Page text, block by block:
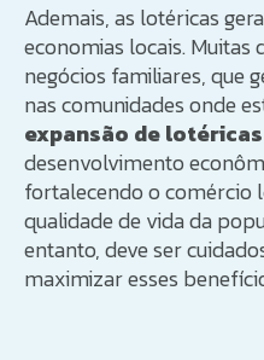
Ademais, as lotéricas
economias locais. Muitas
negócios familiares, que
nas comunidades onde
expansão de lotéricas
desenvolvimento
fortalecendo o comércio
qualidade de vida da
entanto, deve ser
maximizar esses